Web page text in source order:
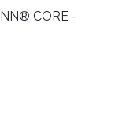
CORE -